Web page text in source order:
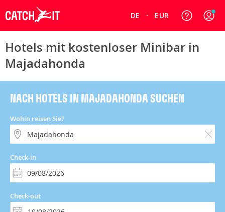
DE EUR
Hotels mit kostenloser Minibar in
Majadahonda
NACH HOTELS IN MAJADAHONDA SUCHEN
Wohin reisen Sie?
Check-in
Check-out